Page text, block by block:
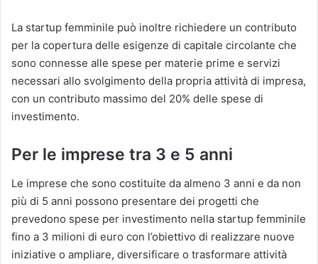
La startup femminile può inoltre richiedere un contributo
per la copertura delle esigenze di capitale circolante che
sono connesse alle spese per materie prime e servizi
necessari allo svolgimento della propria attività di impresa,
con un contributo massimo del 20% delle spese di
investimento.
Per le imprese tra 3 e 5 anni
Le imprese che sono costituite da almeno 3 anni e da non
più di 5 anni possono presentare dei progetti che
prevedono spese per investimento nella startup femminile
fino a 3 milioni di euro con l’obiettivo di realizzare nuove
iniziative o ampliare, diversificare o trasformare attività